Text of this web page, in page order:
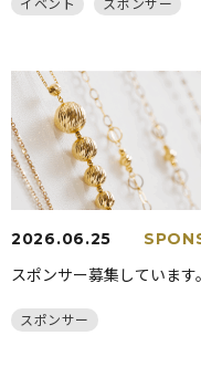
2026.06.25
スポンサー募集しています。
スポンサー